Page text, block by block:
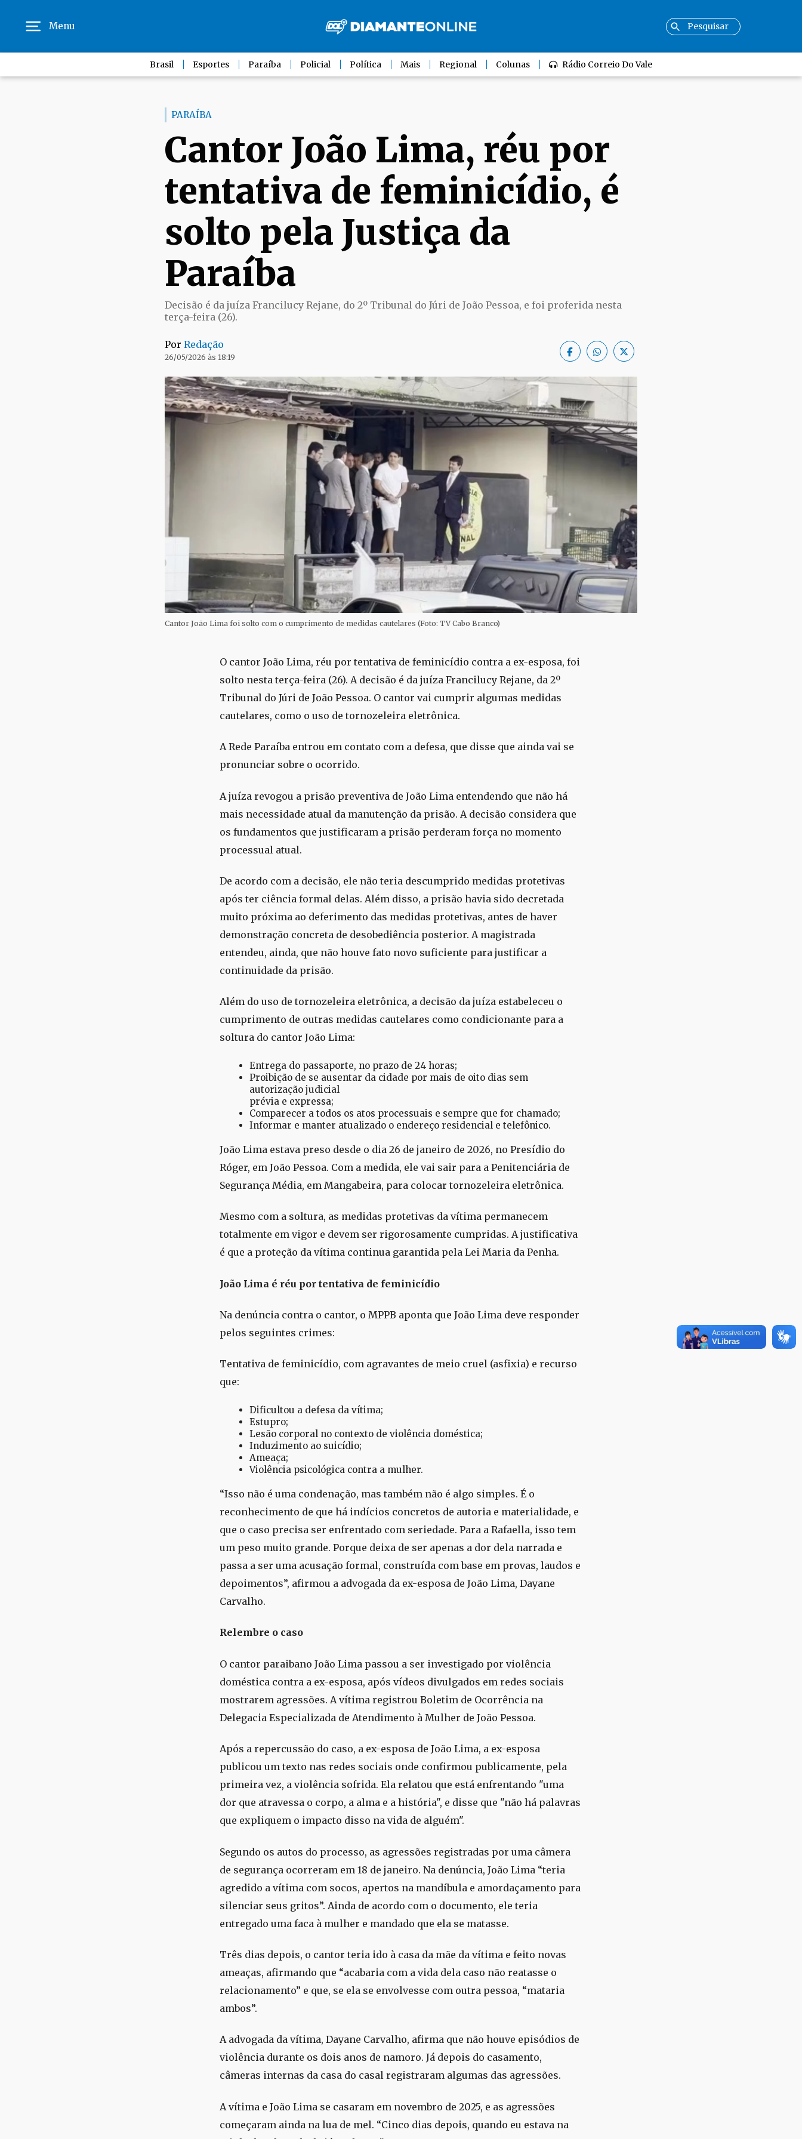
Menu
Brasil Esportes Paraíba Policial Política Mais Regional Colunas Rádio Correio Do Vale
PARAÍBA
Cantor João Lima, réu por
tentativa de feminicídio, é
solto pela Justiça da
Paraíba
Decisão é da juíza Francilucy Rejane, do 2º Tribunal do Júri de João Pessoa, e foi proferida nesta
terça-feira (26).
Por Redação
26/05/2026 às 18:19
Cantor João Lima foi solto com o cumprimento de medidas cautelares (Foto: TV Cabo Branco)
O cantor João Lima, réu por tentativa de feminicídio contra a ex-esposa, foi
solto nesta terça-feira (26). A decisão é da juíza Francilucy Rejane, da 2º
Tribunal do Júri de João Pessoa. O cantor vai cumprir algumas medidas
cautelares, como o uso de tornozeleira eletrônica.
A Rede Paraíba entrou em contato com a defesa, que disse que ainda vai se
pronunciar sobre o ocorrido.
A juíza revogou a prisão preventiva de João Lima entendendo que não há
mais necessidade atual da manutenção da prisão. A decisão considera que
os fundamentos que justificaram a prisão perderam força no momento
processual atual.
De acordo com a decisão, ele não teria descumprido medidas protetivas
após ter ciência formal delas. Além disso, a prisão havia sido decretada
muito próxima ao deferimento das medidas protetivas, antes de haver
demonstração concreta de desobediência posterior. A magistrada
entendeu, ainda, que não houve fato novo suficiente para justificar a
continuidade da prisão.
Além do uso de tornozeleira eletrônica, a decisão da juíza estabeleceu o
cumprimento de outras medidas cautelares como condicionante para a
soltura do cantor João Lima:
Entrega do passaporte, no prazo de 24 horas;
Proibição de se ausentar da cidade por mais de oito dias sem
autorização judicial
prévia e expressa;
Comparecer a todos os atos processuais e sempre que for chamado;
Informar e manter atualizado o endereço residencial e telefônico.
João Lima estava preso desde o dia 26 de janeiro de 2026, no Presídio do
Róger, em João Pessoa. Com a medida, ele vai sair para a Penitenciária de
Segurança Média, em Mangabeira, para colocar tornozeleira eletrônica.
Mesmo com a soltura, as medidas protetivas da vítima permanecem
totalmente em vigor e devem ser rigorosamente cumpridas. A justificativa
é que a proteção da vítima continua garantida pela Lei Maria da Penha.
João Lima é réu por tentativa de feminicídio
Na denúncia contra o cantor, o MPPB aponta que João Lima deve responder
pelos seguintes crimes:
Tentativa de feminicídio, com agravantes de meio cruel (asfixia) e recurso
que:
Dificultou a defesa da vítima;
Estupro;
Lesão corporal no contexto de violência doméstica;
Induzimento ao suicídio;
Ameaça;
Violência psicológica contra a mulher.
“Isso não é uma condenação, mas também não é algo simples. É o
reconhecimento de que há indícios concretos de autoria e materialidade, e
que o caso precisa ser enfrentado com seriedade. Para a Rafaella, isso tem
um peso muito grande. Porque deixa de ser apenas a dor dela narrada e
passa a ser uma acusação formal, construída com base em provas, laudos e
depoimentos”, afirmou a advogada da ex-esposa de João Lima, Dayane
Carvalho.
Relembre o caso
O cantor paraibano João Lima passou a ser investigado por violência
doméstica contra a ex-esposa, após vídeos divulgados em redes sociais
mostrarem agressões. A vítima registrou Boletim de Ocorrência na
Delegacia Especializada de Atendimento à Mulher de João Pessoa.
Após a repercussão do caso, a ex-esposa de João Lima, a ex-esposa
publicou um texto nas redes sociais onde confirmou publicamente, pela
primeira vez, a violência sofrida. Ela relatou que está enfrentando "uma
dor que atravessa o corpo, a alma e a história", e disse que "não há palavras
que expliquem o impacto disso na vida de alguém".
Segundo os autos do processo, as agressões registradas por uma câmera
de segurança ocorreram em 18 de janeiro. Na denúncia, João Lima “teria
agredido a vítima com socos, apertos na mandíbula e amordaçamento para
silenciar seus gritos”. Ainda de acordo com o documento, ele teria
entregado uma faca à mulher e mandado que ela se matasse.
Três dias depois, o cantor teria ido à casa da mãe da vítima e feito novas
ameaças, afirmando que “acabaria com a vida dela caso não reatasse o
relacionamento” e que, se ela se envolvesse com outra pessoa, “mataria
ambos”.
A advogada da vítima, Dayane Carvalho, afirma que não houve episódios de
violência durante os dois anos de namoro. Já depois do casamento,
câmeras internas da casa do casal registraram algumas das agressões.
A vítima e João Lima se casaram em novembro de 2025, e as agressões
começaram ainda na lua de mel. “Cinco dias depois, quando eu estava na